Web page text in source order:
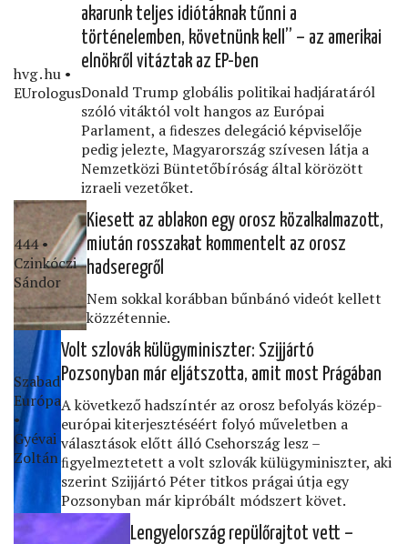
hvg․hu •
EUrologus
akarunk teljes idiótáknak tűnni a
történelemben, követnünk kell” – az amerikai
elnökről vitáztak az EP-ben
Donald Trump globális politikai hadjáratáról
szóló vitáktól volt hangos az Európai
Parlament, a ﬁdeszes delegáció képviselője
pedig jelezte, Magyarország szívesen látja a
Nemzetközi Büntetőbíróság által körözött
izraeli vezetőket.
444 •
Czinkóczi
Sándor
Kiesett az ablakon egy orosz közalkalmazott,
miután rosszakat kommentelt az orosz
hadseregről
Nem sokkal korábban bűnbánó videót kellett
közzétennie.
Szabad
Európa
•
Gyévai
Zoltán
Volt szlovák külügyminiszter: Szijjártó
Pozsonyban már eljátszotta, amit most Prágában
A következő hadszíntér az orosz befolyás közép-
európai kiterjesztéséért folyó műveletben a
választások előtt álló Csehország lesz –
ﬁgyelmeztetett a volt szlovák külügyminiszter, aki
szerint Szijjártó Péter titkos prágai útja egy
Pozsonyban már kipróbált módszert követ.
Lengyelország repülőrajtot vett –